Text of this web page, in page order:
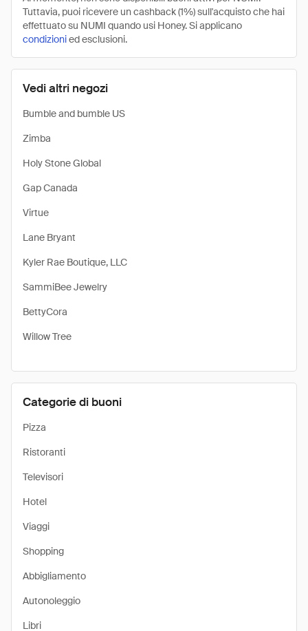
Vedi altri negozi
Bumble and bumble US
Zimba
Holy Stone Global
Gap Canada
Virtue
Lane Bryant
Kyler Rae Boutique, LLC
SammiBee Jewelry
BettyCora
Willow Tree
Categorie di buoni
Pizza
Ristoranti
Televisori
Hotel
Viaggi
Shopping
Abbigliamento
Autonoleggio
Libri
Tuttavia, puoi ricevere un cashback (1%) sull'acquisto che hai
effettuato su NUMI quando usi Honey. Si applicano
condizionied esclusioni.